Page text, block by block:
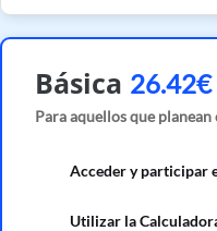
Básica 26.42€
Para aquellos que
Acceder y participar
Utilizar la